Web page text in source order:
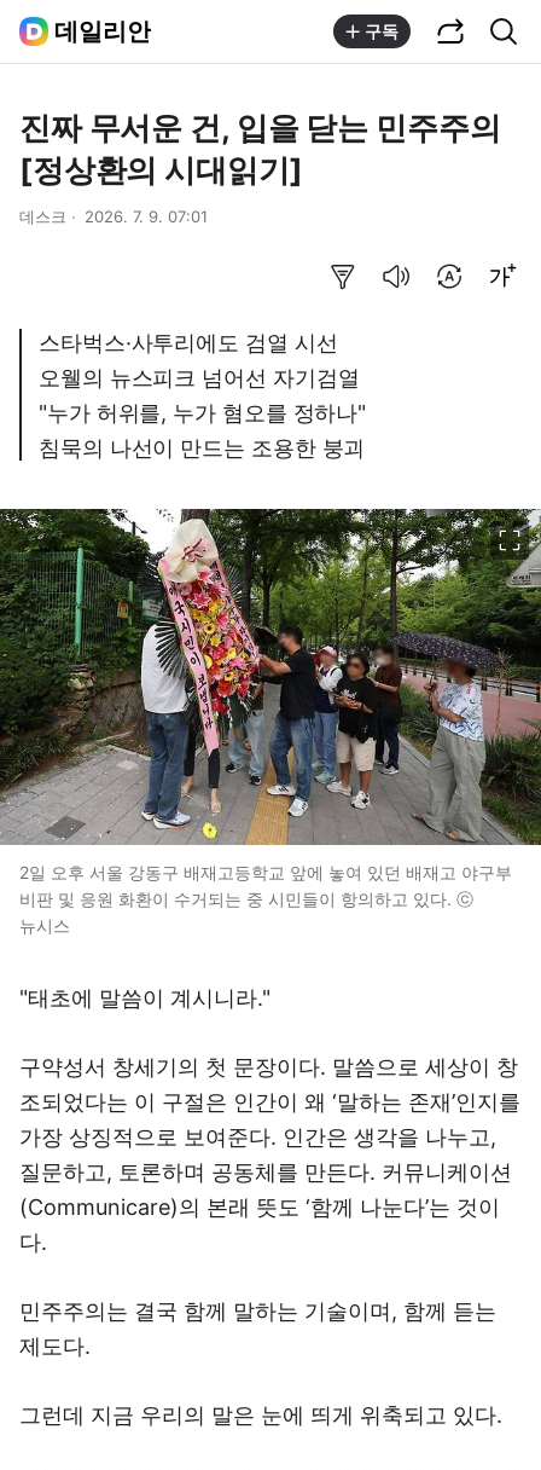
데일리안 구독
진짜 무서운 건, 입을 닫는 민주주의
[정상환의 시대읽기]
데스크 2026. 7. 9. 07:01
스타벅스·사투리에도 검열 시선
오웰의 뉴스피크 넘어선 자기검열
"누가 허위를, 누가 혐오를 정하나"
침묵의 나선이 만드는 조용한 붕괴
2일 오후 서울 강동구 배재고등학교 앞에 놓여 있던 배재고 야구부
비판 및 응원 화환이 수거되는 중 시민들이 항의하고 있다. ⓒ
뉴시스
"태초에 말씀이 계시니라."
구약성서 창세기의 첫 문장이다. 말씀으로 세상이 창
조되었다는 이 구절은 인간이 왜 ‘말하는 존재’인지를
가장 상징적으로 보여준다. 인간은 생각을 나누고,
질문하고, 토론하며 공동체를 만든다. 커뮤니케이션
(Communicare)의 본래 뜻도 ‘함께 나눈다’는 것이
다.
민주주의는 결국 함께 말하는 기술이며, 함께 듣는
제도다.
그런데 지금 우리의 말은 눈에 띄게 위축되고 있다.